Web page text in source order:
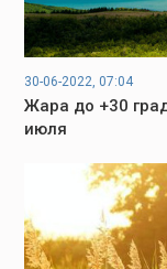
30-06-2022, 07:04
Жара до +30
июля